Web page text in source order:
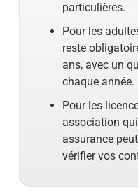
particulières.
Pour les
reste
ans, avec un
chaque année.
Pour les
association
assurance
vérifier vos